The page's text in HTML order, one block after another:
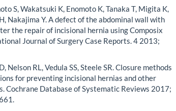
S, Wakatsuki K, Enomoto K, Tanaka T, Migita K,
Nakajima Y. A defect of the abdominal wall with
the repair of incisional hernia using Composix
Journal of Surgery Case Reports. 4 2013;
Nelson RL, Vedula SS, Steele SR. Closure methods
for preventing incisional hernias and other
Cochrane Database of Systematic Reviews 2017;